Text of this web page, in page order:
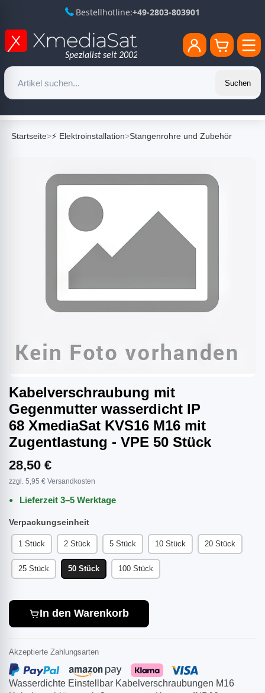
Bestellhotline:+49-2803-803901
Suchen
Startseite>⚡ Elektroinstallation>Stangenrohre und Zubehör
Kabelverschraubung mit
Gegenmutter wasserdicht IP
68 XmediaSat KVS16 M16 mit
Zugentlastung - VPE 50 Stück
Wasserdichte Einstellbar Kabelverschraubungen M16
28,50 €
zzgl. 5,95 € Versandkosten
Lieferzeit 3–5 Werktage
Verpackungseinheit
1 Stück 2 Stück 5 Stück 10 Stück 20 Stück
25 Stück 50 Stück 100 Stück
In den Warenkorb
Akzeptierte Zahlungsarten